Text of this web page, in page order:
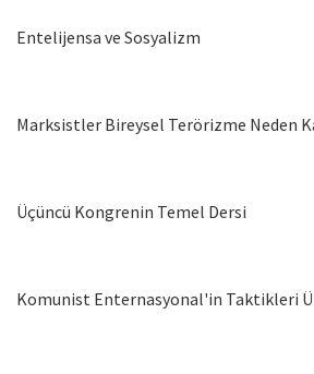
Entelijensa ve Sosyalizm
Marksistler Bireysel Terörizme Neden
Üçüncü Kongrenin Temel Dersi
Komunist Enternasyonal'in Taktikleri